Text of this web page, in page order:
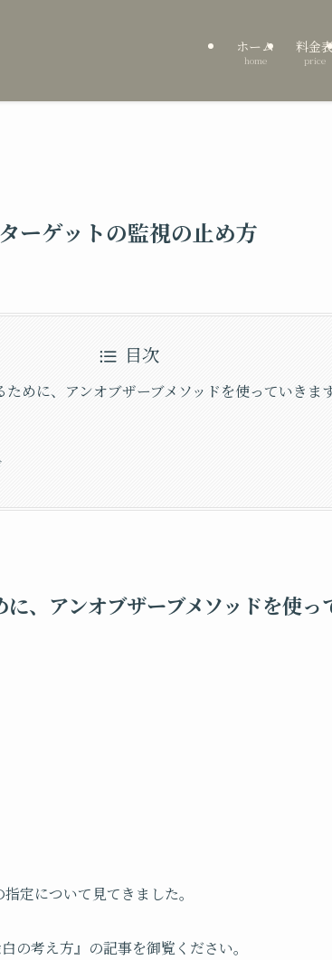
ホーム
home
料金表
price
ゲットの監視の止め方
目次
めに、アンオブザーブメソッドを使っていきます
、アンオブザーブメソッドを使っ
定について見てきました。
考え方』の記事を御覧ください。